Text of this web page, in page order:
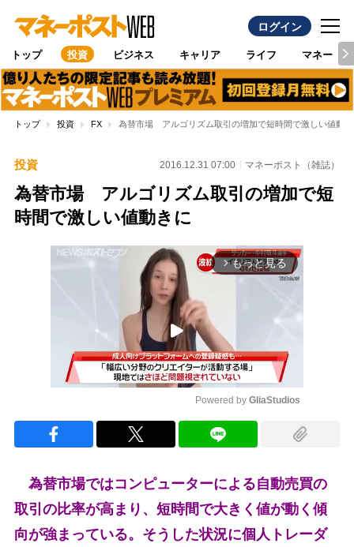
ログイン
トップ 投資 ビジネス キャリア ライフ マネー
トップ 投資 FX 為替市場 アルゴリズム取引の増加で短時間で激しい値動
投資 2016.12.31 07:00 マネーポスト（雑誌）
為替市場 アルゴリズム取引の増加で短
時間で激しい値動きに
arrow_forward_ios もっと見る
Powered by GliaStudios
為替市場ではコンピューターによる自動売買の
取引の比率が高まり、短時間で大きく値が動く傾
向が強まっている。そうした状況に個人トレーダ